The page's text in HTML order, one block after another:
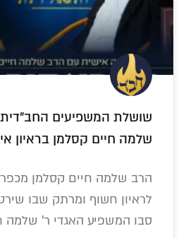
שושלת המשפיעים
שלמה חיים קסלמן בראיון
הרב שלמה חיים קסלמן
לראיון חשוף ומרתק שבו
סבו המשפיע האגדי ר' שלמה